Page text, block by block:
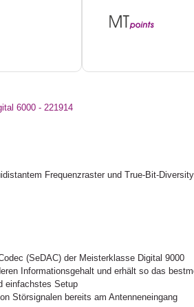
6000 - 221914
Frequenzraster und True-Bit-
(SeDAC) der Meisterklasse Digital 9000
Informationsgehalt und erhält so das
einfachstes Setup
Störsignalen bereits am Antenneneingang